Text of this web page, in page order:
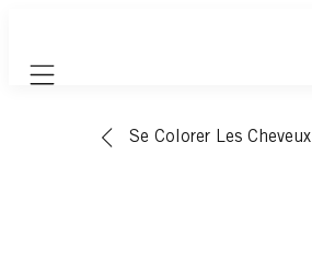
Mobile navigation
Se Colorer Les Cheveux